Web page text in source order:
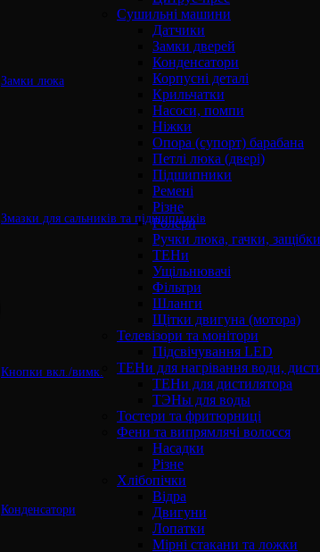
Сушильні машини
Датчики
Замки дверей
Конденсатори
Корпусні деталі
Крильчатки
Насоси, помпи
Ніжки
Опора (супорт) барабана
Петлі люка (двері)
Підшипники
Ремені
Різне
Ролери
Ручки люка, гачки, защібки
ТЕНи
Ущільнювачі
Фільтри
Шланги
Щітки двигуна (мотора)
Телевізори та монітори
Підсвічування LED
ТЕНи для нагрівання води,
ТЕНи для дистилятора
ТЭНы для воды
Тостери та фритюрниці
Фени та випрямлячі волосся
Насадки
Різне
Хлібопічки
Відра
Двигуни
Лопатки
Мірні стакани та ложки
Замки люка
Змазки для сальників та підшипників
Кнопки вкл./вимк.
Конденсатори